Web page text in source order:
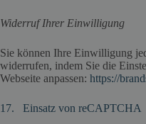
Widerruf Ihrer Einwilligung
Sie können Ihre Einwilligung
widerrufen, indem Sie die
Webseite anpassen: https://
17. Einsatz von reCAPTCHA